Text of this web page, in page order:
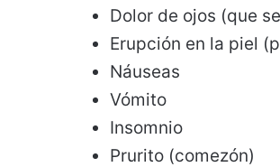
Dolor de ojos (que
Erupción en la piel
Náuseas
Vómito
Insomnio
Prurito (comezón)